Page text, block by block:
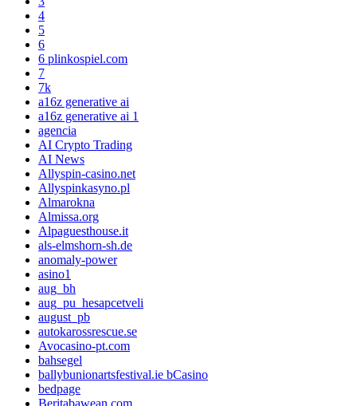
4
5
6
6 plinkospiel.com
7
7k
a16z generative ai
a16z generative ai 1
agencia
AI Crypto Trading
AI News
Allyspin-casino.net
Allyspinkasyno.pl
Almarokna
Almissa.org
Alpaguesthouse.it
als-elmshorn-sh.de
anomaly-power
asino1
aug_bh
aug_pu_hesapcetveli
august_pb
autokarossrescue.se
Avocasino-pt.com
bahsegel
ballybunionartsfestival.ie bCasino
bedpage
Beritabawean.com